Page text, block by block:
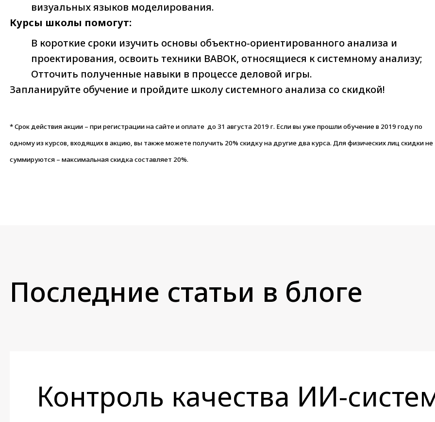
визуальных языков моделирования.
Курсы школы помогут:
В короткие сроки изучить основы объектно-ориентированного анализа и
проектирования, освоить техники ВАВОК, относящиеся к системному анализу;
Отточить полученные навыки в процессе деловой игры.
Запланируйте обучение и пройдите школу системного анализа со скидкой!
* Срок действия акции – при регистрации на сайте и оплате до 31 августа 2019 г. Если вы уже прошли обучение в 2019 году по
одному из курсов, входящих в акцию, вы также можете получить 20% скидку на другие два курса. Для физических лиц скидки не
суммируются – максимальная скидка составляет 20%.
Последние статьи в блоге
Контроль качества ИИ-